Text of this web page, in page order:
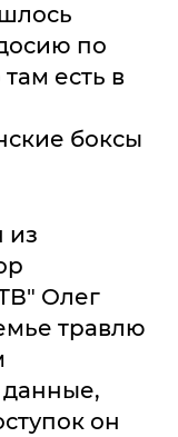
по
есть в
боксы
из
Олег
травлю
данные,
он